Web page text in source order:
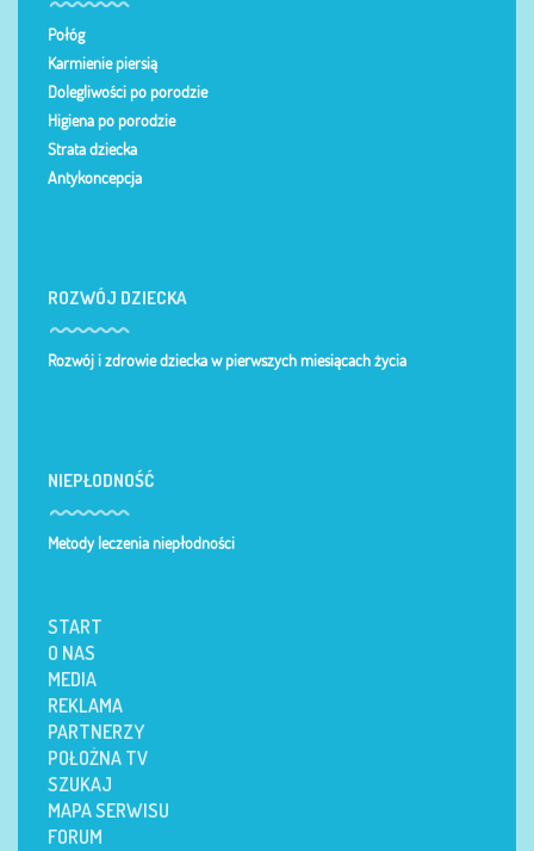
Połóg
Karmienie piersią
Dolegliwości po porodzie
Higiena po porodzie
Strata dziecka
Antykoncepcja
ROZWÓJ DZIECKA
Rozwój i zdrowie dziecka w pierwszych miesiącach życia
NIEPŁODNOŚĆ
Metody leczenia niepłodności
START
O NAS
MEDIA
REKLAMA
PARTNERZY
POŁOŻNA TV
SZUKAJ
MAPA SERWISU
FORUM